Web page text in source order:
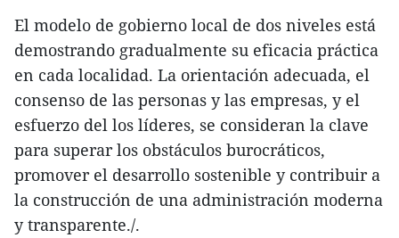
El modelo de gobierno local de dos niveles está
demostrando gradualmente su eficacia práctica
en cada localidad. La orientación adecuada, el
consenso de las personas y las empresas, y el
esfuerzo del los líderes, se consideran la clave
para superar los obstáculos burocráticos,
promover el desarrollo sostenible y contribuir a
la construcción de una administración moderna
y transparente./.